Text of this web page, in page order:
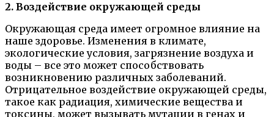
2. Воздействие окружающей среды
Окружающая среда имеет огромное влияние на
наше здоровье. Изменения в климате,
экологические условия, загрязнение воздуха и
воды – все это может способствовать
возникновению различных заболеваний.
Отрицательное воздействие окружающей среды,
такое как радиация, химические вещества и
токсины, может вызывать мутации в генах и